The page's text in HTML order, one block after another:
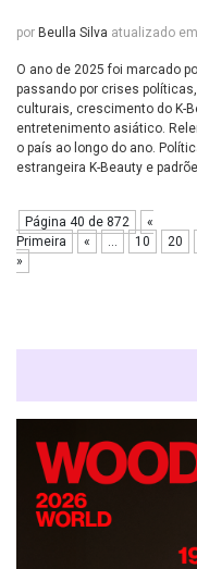
por Beulla Silva atualizado em
O ano de 2025 foi marcado
passando por crises
culturais, crescimento do K-
entretenimento asiático.
o país ao longo do ano.
estrangeira K-Beauty e
Página 40 de 872
«
Primeira
« ... 10 20
»